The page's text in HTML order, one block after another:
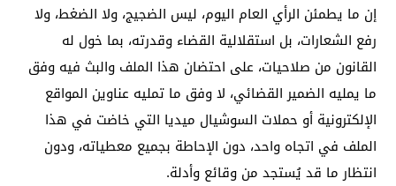
إن ما يطمئن الرأي العام اليوم، ليس الضجيج، ولا الضغط، ولا
رفع الشعارات، بل استقلالية القضاء وقدرته، بما خول له
القانون من صلاحيات، على احتضان هذا الملف والبث فيه وفق
ما يمليه الضمير القضائي، لا وفق ما تمليه عناوين المواقع
الإلكترونية أو حملات السوشيال ميديا التي خاضت في هذا
الملف في اتجاه واحد، دون الإحاطة بجميع معطياته، ودون
انتظار ما قد يُستجد من وقائع وأدلة.